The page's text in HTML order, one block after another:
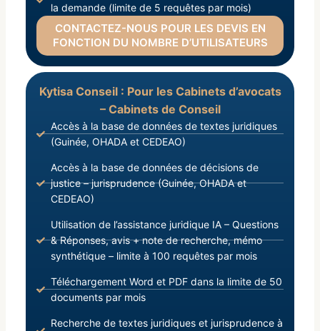
la demande (limite de 5 requêtes par mois)
CONTACTEZ-NOUS POUR LES DEVIS EN
FONCTION DU NOMBRE D’UTILISATEURS
Kytisa Conseil : Pour les Cabinets d’avocats
– Cabinets de Conseil
Accès à la base de données de textes juridiques
(Guinée, OHADA et CEDEAO)
Accès à la base de données de décisions de
justice – jurisprudence (Guinée, OHADA et
CEDEAO)
Utilisation de l’assistance juridique IA – Questions
& Réponses, avis + note de recherche, mémo
synthétique – limite à 100 requêtes par mois
Téléchargement Word et PDF dans la limite de 50
documents par mois
Recherche de textes juridiques et jurisprudence à